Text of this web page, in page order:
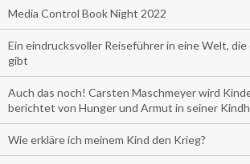
Media Control Book Night 2022
Ein eindrucksvoller Reiseführer in eine Welt,
gibt
Auch das noch! Carsten Maschmeyer wird
berichtet von Hunger und Armut in seiner
Wie erkläre ich meinem Kind den Krieg?